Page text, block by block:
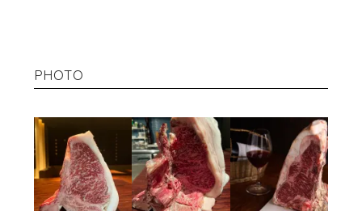
PHOTO